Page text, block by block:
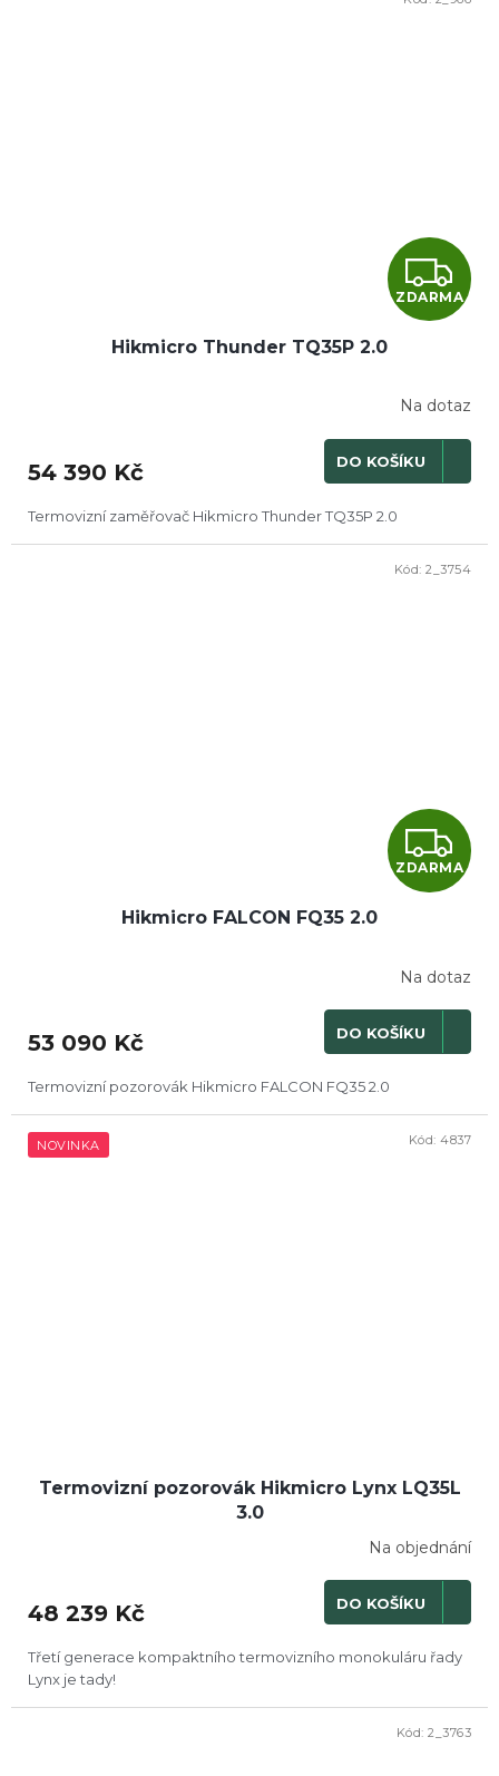
Z
D
R
M
ZDARMA
Hikmicro Thunder TQ35P 2.0
Na dotaz
54 390 Kč DO KOŠÍKU
Termovizní zaměřovač Hikmicro Thunder TQ35P 2.0
Z
D
R
M
ZDARMA
Hikmicro FALCON FQ35 2.0
Na dotaz
53 090 Kč DO KOŠÍKU
Termovizní pozorovák Hikmicro FALCON FQ35 2.0
Kód: 2_3754
NOVINKA
Termovizní pozorovák Hikmicro Lynx LQ35L
3.0
Na objednání
48 239 Kč DO KOŠÍKU
Třetí generace kompaktního termovizního monokuláru řady
Lynx je tady!
Kód: 4837
Kód: 2_3763